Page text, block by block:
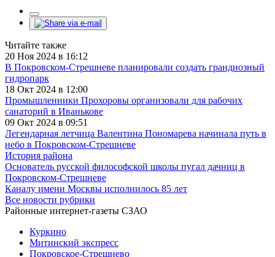
Читайте также
20 Ноя 2024 в 16:12
В Покровском-Стрешневе планировали создать грандиозный
гидропарк
18 Окт 2024 в 12:00
Промышленники Прохоровы организовали для рабочих
санаторий в Иванькове
09 Окт 2024 в 09:51
Легендарная летчица Валентина Пономарева начинала путь в
небо в Покровском-Стрешневе
История района
Основатель русской философской школы пугал дачниц в
Покровском-Стрешневе
Каналу имени Москвы исполнилось 85 лет
Все новости рубрики
Районные интернет-газеты СЗАО
Куркино
Митинский экспресс
Покровское-Стрешнево